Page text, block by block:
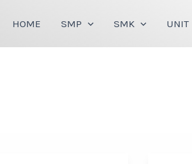
HOME SMP SMK UNIT